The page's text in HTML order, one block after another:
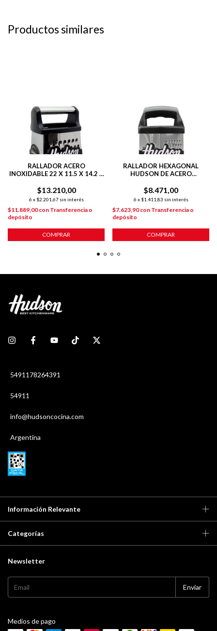
Productos similares
RALLADOR ACERO
INOXIDABLE 22 X 11.5 X 14.2 4
$13.210,00
6 x $2.201,67 sin interés
$11.889,00con Transferencia o
depósito
COMPRAR
RALLADOR HEXAGONAL
HUDSON DE ACERO
$8.471,00
6 x $1.411,83 sin interés
$7.623,90con Transferencia o
depósito
COMPRAR
5491178264391
54911
info@hudsoncocina.com
Argentina
Información Relevante
Categorías
Newsletter
Medios de pago